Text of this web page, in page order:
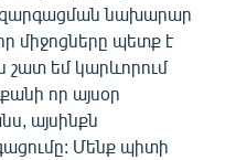
նախարար
միջոցները պետք է
շատ եմ կարևորում
որ այսօր
այսինքն
Մենք պիտի